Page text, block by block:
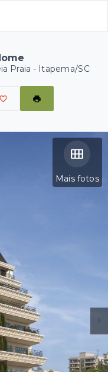
Praia - Itapema/SC
Mais fotos